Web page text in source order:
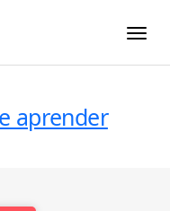
aprender